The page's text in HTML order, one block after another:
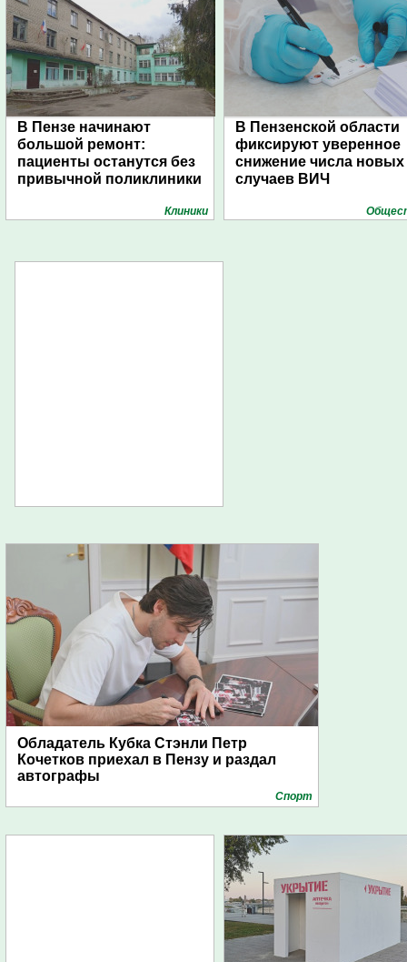
В Пензе начинают
большой ремонт:
пациенты останутся без
привычной поликлиники
Клиники
В Пензенской области
фиксируют уверенное
снижение числа новых
случаев ВИЧ
Обладатель Кубка Стэнли Петр
Кочетков приехал в Пензу и раздал
автографы
Спорт